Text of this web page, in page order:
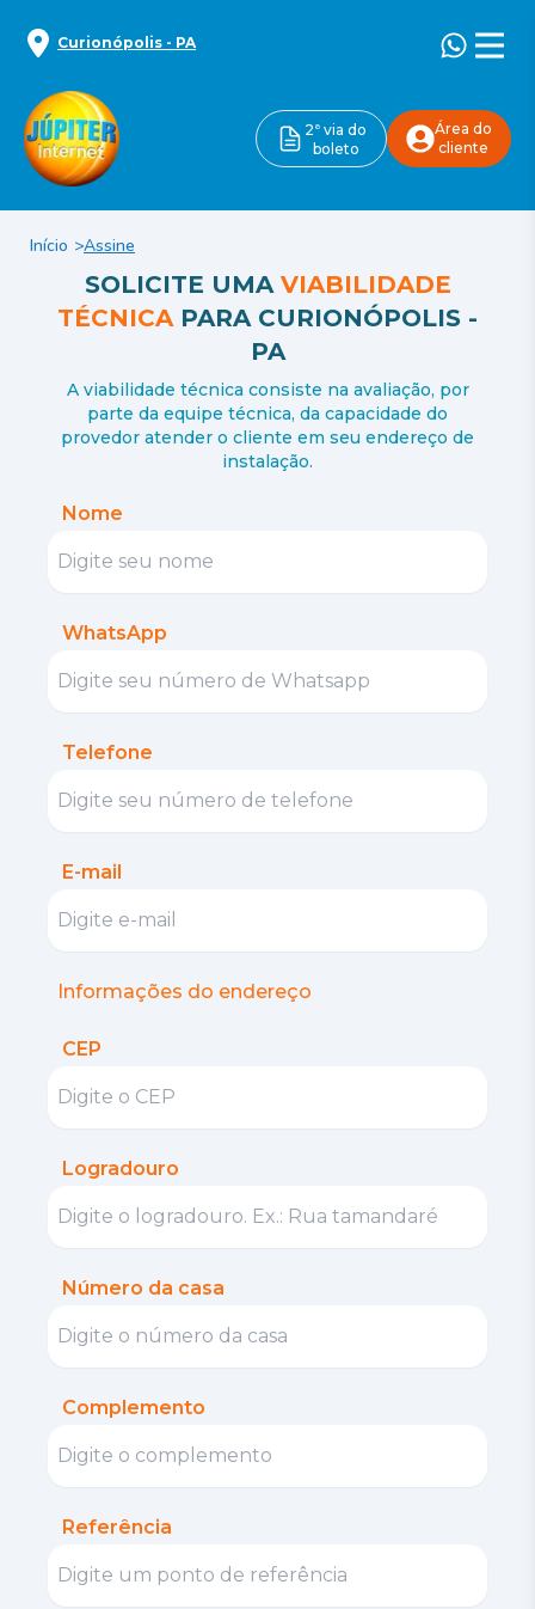
Curionópolis - PA
2ª via do
boleto
Área do
cliente
Início Assine
SOLICITE UMA VIABILIDADE
TÉCNICAPARA CURIONÓPOLIS -
PA
A viabilidade técnica consiste na avaliação, por
parte da equipe técnica, da capacidade do
provedor atender o cliente em seu endereço de
instalação.
Nome
WhatsApp
Telefone
E-mail
Informações do endereço
CEP
Logradouro
Número da casa
Complemento
Referência